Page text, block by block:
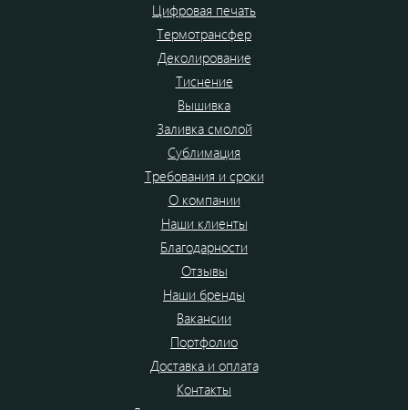
Цифровая печать
Термотрансфер
Деколирование
Тиснение
Вышивка
Заливка смолой
Сублимация
Требования и сроки
О компании
Наши клиенты
Благодарности
Отзывы
Наши бренды
Вакансии
Портфолио
Доставка и оплата
Контакты